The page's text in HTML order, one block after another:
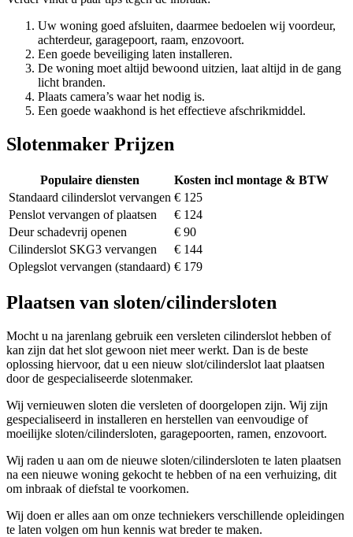
Uw woning goed afsluiten, daarmee bedoelen wij voordeur,
achterdeur, garagepoort, raam, enzovoort.
Een goede beveiliging laten installeren.
De woning moet altijd bewoond uitzien, laat altijd in de gang
licht branden.
Plaats camera’s waar het nodig is.
Een goede waakhond is het effectieve afschrikmiddel.
Slotenmaker Prijzen
Populaire diensten
Kosten incl montage & BTW
Standaard cilinderslot vervangen € 125
Penslot vervangen of plaatsen
€ 124
Deur schadevrij openen
€ 90
Cilinderslot SKG3 vervangen
€ 144
Oplegslot vervangen (standaard) € 179
Plaatsen van sloten/cilindersloten
Mocht u na jarenlang gebruik een versleten cilinderslot hebben of
kan zijn dat het slot gewoon niet meer werkt. Dan is de beste
oplossing hiervoor, dat u een nieuw slot/cilinderslot laat plaatsen
door de gespecialiseerde slotenmaker.
Wij vernieuwen sloten die versleten of doorgelopen zijn. Wij zijn
gespecialiseerd in installeren en herstellen van eenvoudige of
moeilijke sloten/cilindersloten, garagepoorten, ramen, enzovoort.
Wij raden u aan om de nieuwe sloten/cilindersloten te laten plaatsen
na een nieuwe woning gekocht te hebben of na een verhuizing, dit
om inbraak of diefstal te voorkomen.
Wij doen er alles aan om onze techniekers verschillende opleidingen
te laten volgen om hun kennis wat breder te maken.